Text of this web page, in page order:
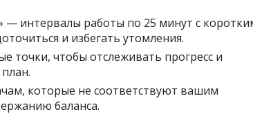
— интервалы работы по 25 минут с
и избегать утомления.
точки, чтобы отслеживать прогресс и
которые не соответствуют вашим
баланса.